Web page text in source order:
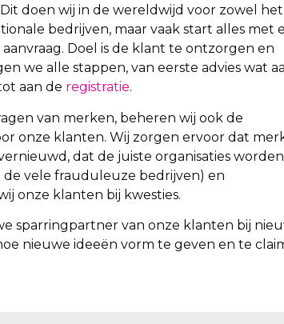
Dit doen wij in de wereldwijd voor zowel het
bedrijven, maar vaak start alles met
Doel is de klant te ontzorgen en
we alle stappen, van eerste advies wat
aan de registratie.
van merken, beheren wij ook de
onze klanten. Wij zorgen ervoor dat
dat de juiste organisaties worden
de vele frauduleuze bedrijven) en
onze klanten bij kwesties.
sparringpartner van onze klanten bij
nieuwe ideeën vorm te geven en te